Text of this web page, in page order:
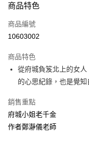
信用卡一次付款
超商取貨付款
Apple Pay
悠遊付
Google Pay
ATM付款
商品特色
商品編號
10603002
商品特色
從府城負笈北上的女
的心思紀錄，也是覺
銷售重點
府城小姐老千金
作者鄭瀞儀老師